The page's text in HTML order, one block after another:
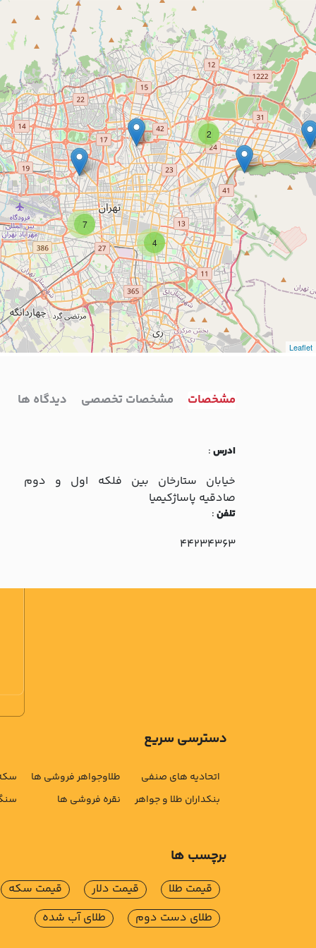
7
2
4
Leaflet
مشخصات مشخصات تخصصی دیدگاه ها
ادرس:
خيابان ستارخان بين فلکه اول و دوم
صادقيه پاساژکيميا
تلفن:
44234363
دسترسی سریع
اتحادیه های صنفی
بنکداران طلا و جواهر
طلاوجواهر فروشی ها
نقره فروشی ها
برچسب ها
قیمت طلا قیمت دلار
قیمت سکه
طلای دست دوم
طلای آب شده